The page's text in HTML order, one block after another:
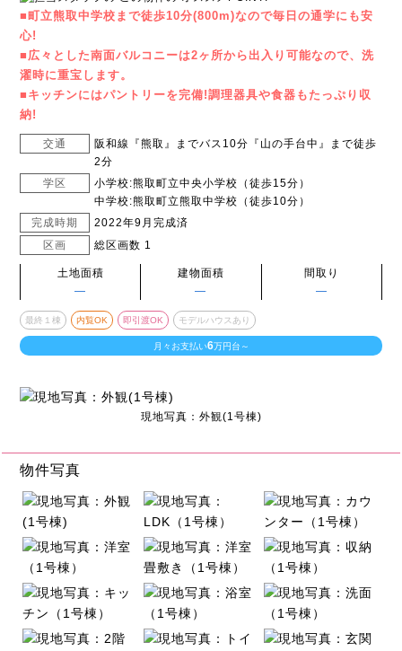
■町立熊取中学校まで徒歩10分(800m)なので毎日の通学にも安
心!
■広々とした南面バルコニーは2ヶ所から出入り可能なので、洗
濯時に重宝します。
■キッチンにはパントリーを完備!調理器具や食器もたっぷり収
納!
交通
阪和線『熊取』までバス10分『山の手台中』まで徒歩
2分
学区
小学校:熊取町立中央小学校（徒歩15分）
中学校:熊取町立熊取中学校（徒歩10分）
完成時期
2022年9月完成済
区画
総区画数 1
土地面積
―
建物面積
―
間取り
―
最終１棟 内覧OK 即引渡OK モデルハウスあり
月々お支払い6万円台～
現地写真：外観(1号棟)
物件写真